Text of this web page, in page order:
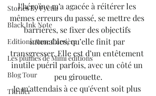
Stories By Fyctia
Black Ink Note
Editions Anne Carrière
Les plumes de Mimi éditions
Blog Tour
Thriller
l’héroïne m’a agacée à réitérer les
mêmes erreurs du passé, se mettre des
barrières, se fixer des objectifs
intenables, qu’elle finit par
transgresser. Elle est d’un entêtement
inutile puéril parfois, avec un côté un
peu girouette.
Je m'attendais à ce qu'évent soit plus